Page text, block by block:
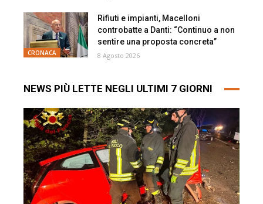
CRONACA
Rifiuti e impianti, Macelloni
controbatte a Danti: “Continuo a non
sentire una proposta concreta”
8 Agosto 2026
NEWS PIÙ LETTE NEGLI ULTIMI 7 GIORNI